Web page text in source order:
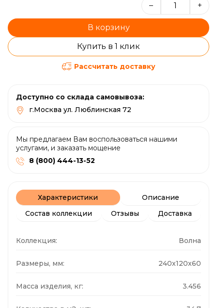
– +
В корзину
Купить в 1 клик
Рассчитать доставку
Доступно со склада самовывоза:
г.Москва ул. Люблинская 72
Мы предлагаем Вам воспользоваться нашими
услугами, и заказать мощение
8 (800) 444-13-52
Характеристики
Описание
Состав коллекции
Отзывы Доставка
Коллекция: Волна
Размеры, мм: 240x120x60
Масса изделия, кг: 3.456